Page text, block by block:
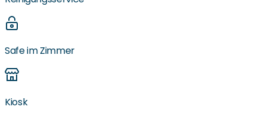
Safe im Zimmer
Kiosk